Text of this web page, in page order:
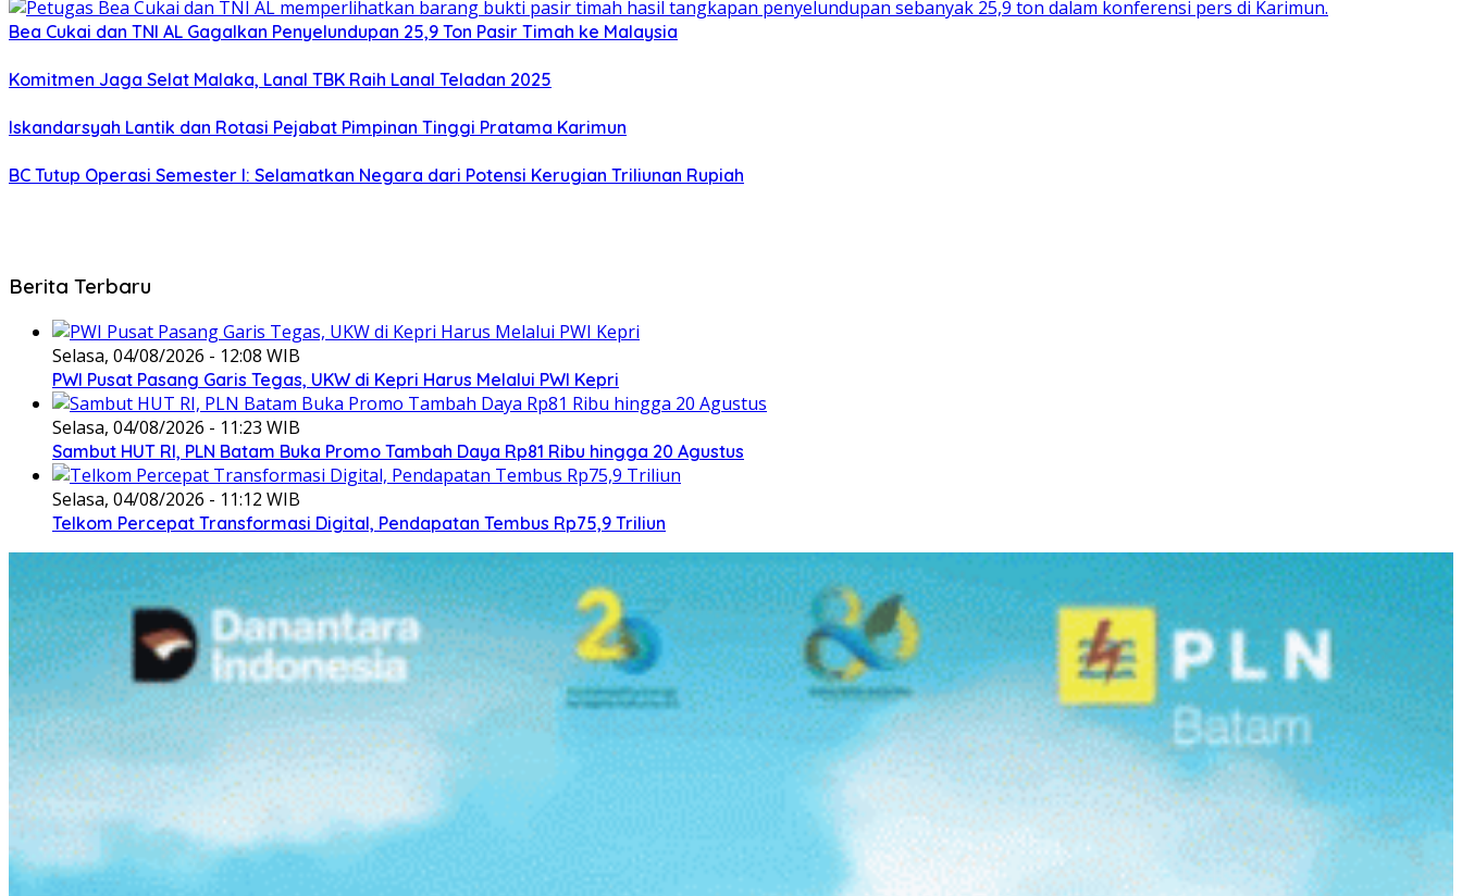
Bea Cukai dan TNI AL Gagalkan Penyelundupan 25,9 Ton Pasir Timah ke Malaysia
Komitmen Jaga Selat Malaka, Lanal TBK Raih Lanal Teladan 2025
Iskandarsyah Lantik dan Rotasi Pejabat Pimpinan Tinggi Pratama Karimun
BC Tutup Operasi Semester I: Selamatkan Negara dari Potensi Kerugian Triliunan Rupiah
Berita Terbaru
Selasa, 04/08/2026 - 12:08 WIB
PWI Pusat Pasang Garis Tegas, UKW di Kepri Harus Melalui PWI Kepri
Selasa, 04/08/2026 - 11:23 WIB
Sambut HUT RI, PLN Batam Buka Promo Tambah Daya Rp81 Ribu hingga 20 Agustus
Selasa, 04/08/2026 - 11:12 WIB
Telkom Percepat Transformasi Digital, Pendapatan Tembus Rp75,9 Triliun